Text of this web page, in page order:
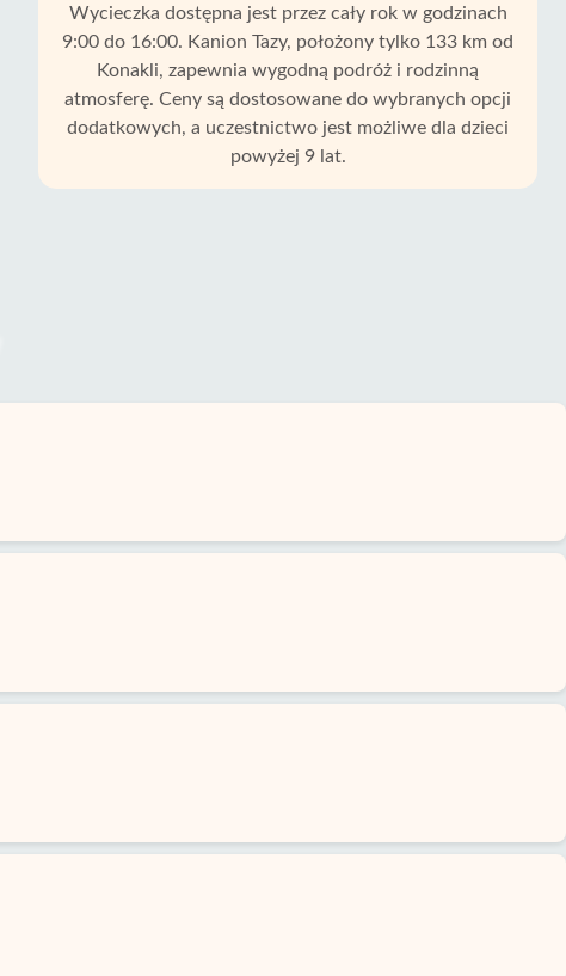
Wycieczka dostępna jest przez cały rok w godzinach
9:00 do 16:00. Kanion Tazy, położony tylko 133 km od
Konakli, zapewnia wygodną podróż i rodzinną
atmosferę. Ceny są dostosowane do wybranych opcji
dodatkowych, a uczestnictwo jest możliwe dla dzieci
powyżej 9 lat.